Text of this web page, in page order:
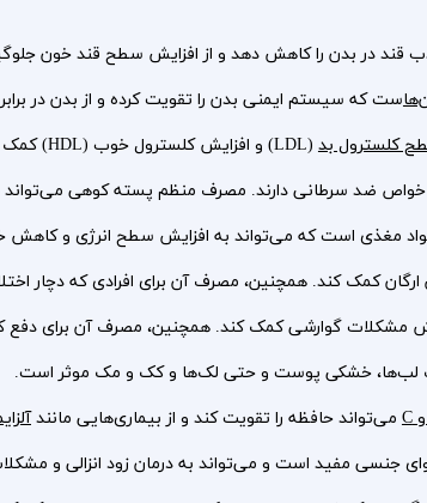
در بدن را کاهش دهد و از افزایش سطح قند خون
ست که سیستم ایمنی بدن را تقویت کرده و از بدن در
کلسترول بد (LDL) و افزایش کلسترول خوب (HDL) کمک می‌کند. همچنین، این میوه به کاهش خطر بیماری‌های قلبی و عروقی کمک می‌کند.
ضد سرطانی دارند. مصرف منظم پسته کوهی می‌تواند
مغذی است که می‌تواند به افزایش سطح انرژی و
ارگان کمک کند. همچنین، مصرف آن برای افرادی که دچار
مشکلات گوارشی کمک کند. همچنین، مصرف آن برای دفع
لب‌ها، خشکی پوست و حتی لک‌ها و کک و مک موثر است.
می‌تواند حافظه را تقویت کند و از بیماری‌هایی مانند
جنسی مفید است و می‌تواند به درمان زود انزالی و